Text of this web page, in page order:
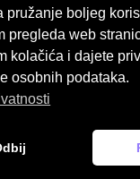
učilište
pružanje boljeg
pregleda web
kolačića i dajete
osobnih podataka.